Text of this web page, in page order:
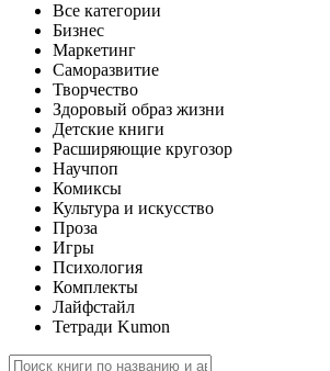
Все категории
Бизнес
Маркетинг
Саморазвитие
Творчество
Здоровый образ жизни
Детские книги
Расширяющие кругозор
Научпоп
Комиксы
Культура и искусство
Проза
Игры
Психология
Комплекты
Лайфстайл
Тетради Kumon